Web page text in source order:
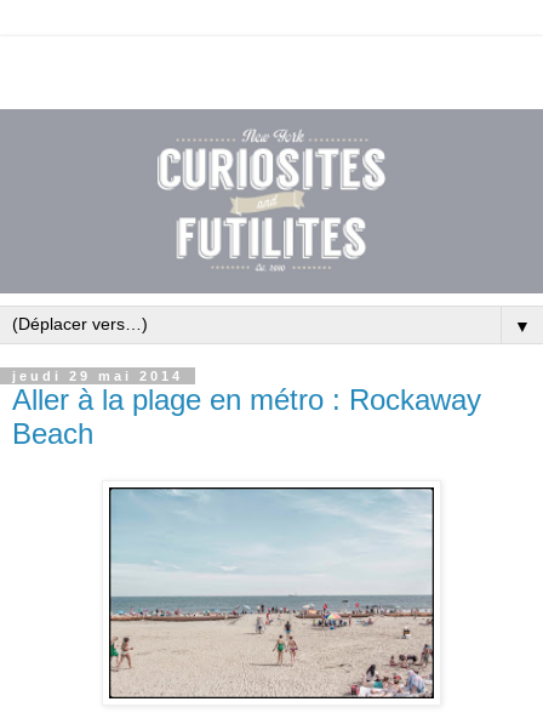
▼
jeudi 29 mai 2014
Aller à la plage en métro : Rockaway
Beach